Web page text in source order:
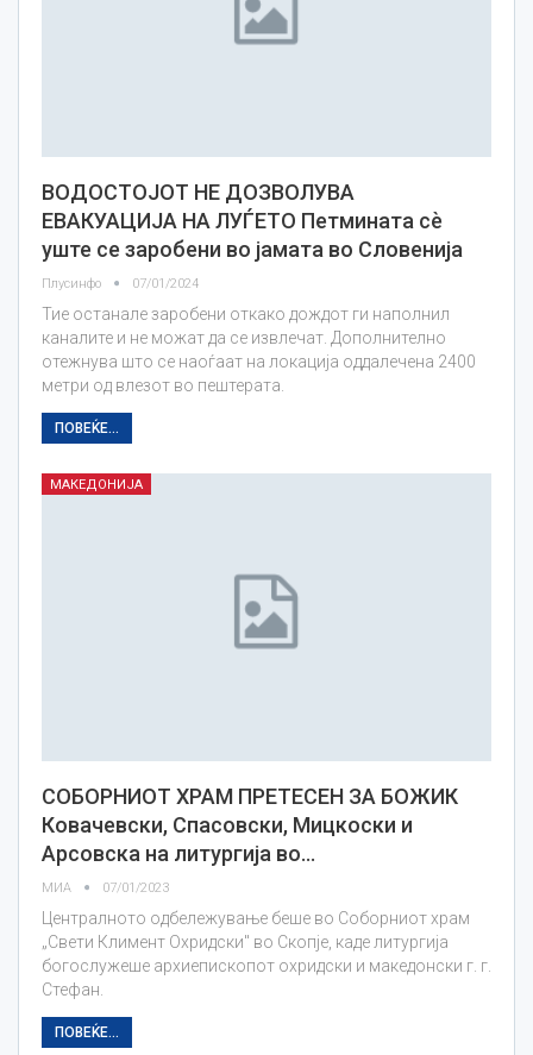
ВОДОСТОЈОТ НЕ ДОЗВОЛУВА
ЕВАКУАЦИЈА НА ЛУЃЕТО Петмината сѐ
уште се заробени во јамата во Словенија
Плусинфо 07/01/2024
Тие останале заробени откако дождот ги наполнил
каналите и не можат да се извлечат. Дополнително
отежнува што се наоѓаат на локација оддалечена 2400
метри од влезот во пештерата.
ПОВЕЌЕ...
МАКЕДОНИЈА
СОБОРНИОТ ХРАМ ПРЕТЕСЕН ЗА БОЖИК
Ковачевски, Спасовски, Мицкоски и
Арсовска на литургија во…
МИА 07/01/2023
Централното одбележување беше во Соборниот храм
„Свети Климент Охридски" во Скопје, каде литургија
богослужеше архиепископот охридски и македонски г. г.
Стефан.
ПОВЕЌЕ...